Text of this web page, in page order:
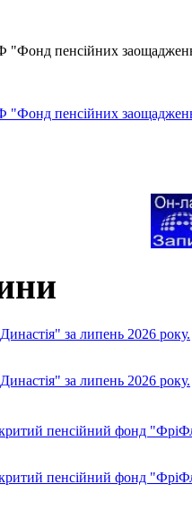
"Фонд пенсійних
"Фонд пенсійних
за липень 2026 року.
за липень 2026 року.
пенсійний фонд
пенсійний фонд